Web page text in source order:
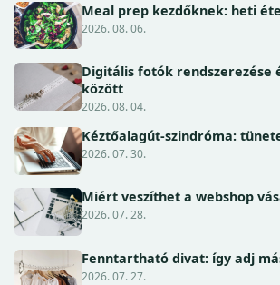
Meal prep kezdőknek: heti
2026. 08. 06.
Digitális fotók rendszerezése
között
2026. 08. 04.
Kéztőalagút-szindróma:
2026. 07. 30.
Miért veszíthet a webshop
2026. 07. 28.
Fenntartható divat: így adj
2026. 07. 27.